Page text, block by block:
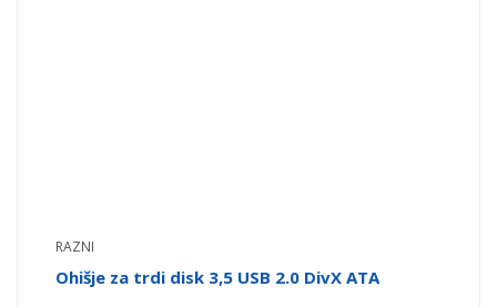
RAZNI
Ohišje za trdi disk 3,5 USB 2.0 DivX ATA